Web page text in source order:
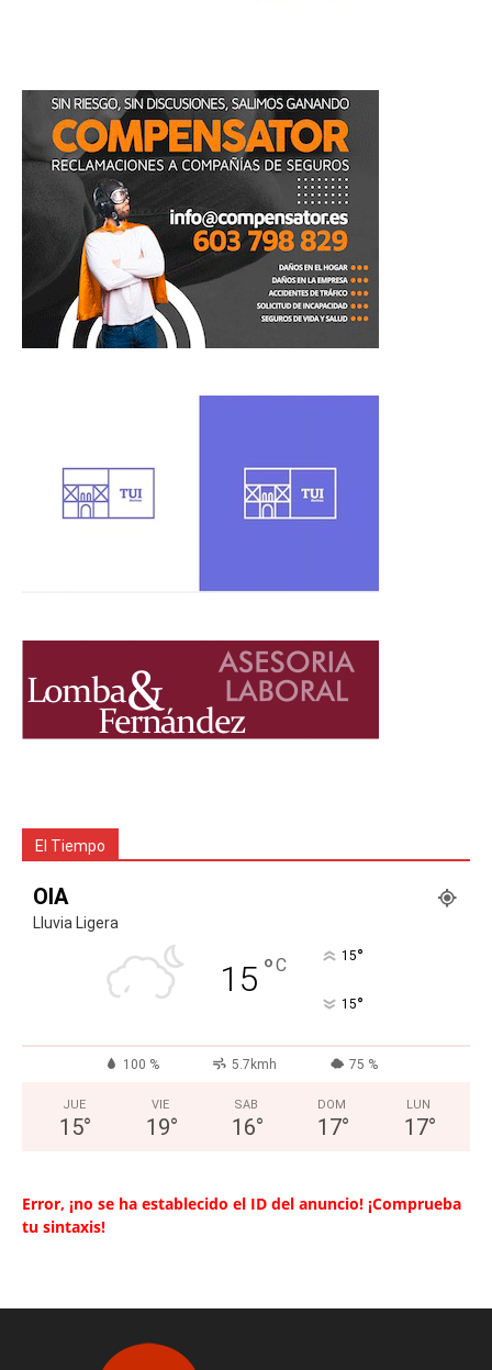
El Tiempo
OIA
Lluvia Ligera
15 °C 15°
15°
100 % 5.7kmh 75 %
JUE
15°
VIE
19°
SAB
16°
DOM
17°
LUN
17°
Error, ¡no se ha establecido el ID del anuncio! ¡Comprueba
tu sintaxis!